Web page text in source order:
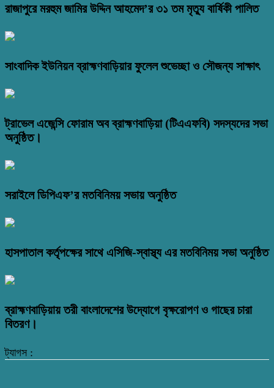
রাজাপুরে মরহুম জামির উদ্দিন আহমেদ’র ৩১ তম মৃত্যু বার্ষিকী পালিত
সাংবাদিক ইউনিয়ন ব্রাহ্মণবাড়িয়ার ফুলেল শুভেচ্ছা ও সৌজন্য সাক্ষাৎ
ট্রাভেল এজেন্সি ফোরাম অব ব্রাহ্মণবাড়িয়া (টিএএফবি) সদস্যদের সভা
অনুষ্ঠিত।
সরাইলে ডিপিএফ’র মতবিনিময় সভায় অনুষ্ঠিত
হাসপাতাল কর্তৃপক্ষের সাথে এসিজি-স্বাস্থ্য এর মতবিনিময় সভা অনুষ্ঠিত
ব্রাহ্মণবাড়িয়ায় তরী বাংলাদেশের উদ্যোগে বৃক্ষরোপণ ও গাছের চারা
বিতরণ।
ট্যাগস :